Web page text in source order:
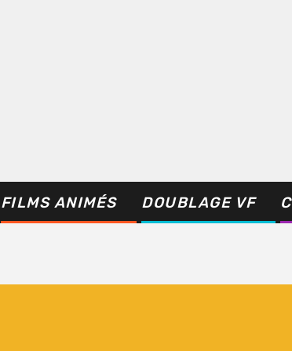
FILMS ANIMÉS DOUBLAGE VF